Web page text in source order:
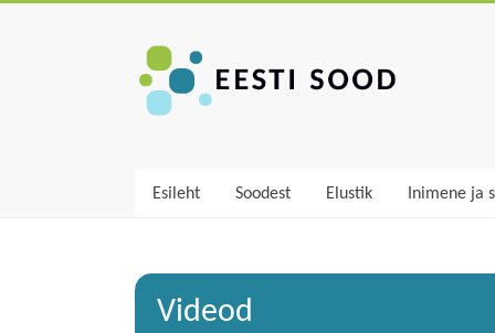
Eesti
sood
Esileht Soodest Elustik Inimene ja
Videod